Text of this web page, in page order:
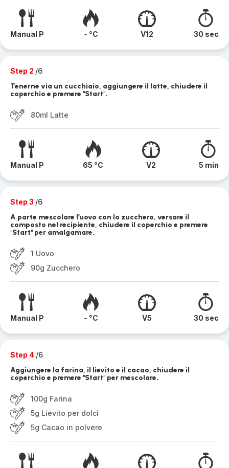
Manual P - °C V12 30 sec
Step 2 /6
Tenerne via un cucchiaio, aggiungere il latte, chiudere il
coperchio e premere "Start".
80ml Latte
Manual P 65 °C V2 5 min
Step 3 /6
A parte mescolare l’uovo con lo zucchero, versare il
composto nel recipiente, chiudere il coperchio e premere
"Start" per amalgamare.
1 Uovo
90g Zucchero
Manual P - °C V5 30 sec
Step 4 /6
Aggiungere la farina, il lievito e il cacao, chiudere il
coperchio e premere "Start" per mescolare.
100g Farina
5g Lievito per dolci
5g Cacao in polvere